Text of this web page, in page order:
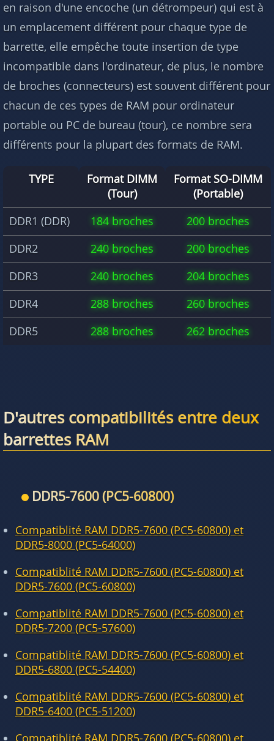
en raison d'une encoche (un détrompeur) qui est à
un emplacement différent pour chaque type de
barrette, elle empêche toute insertion de type
incompatible dans l'ordinateur, de plus, le nombre
de broches (connecteurs) est souvent différent pour
chacun de ces types de RAM pour ordinateur
portable ou PC de bureau (tour), ce nombre sera
différents pour la plupart des formats de RAM.
TYPE
Format DIMM
(Tour)
Format SO-DIMM
(Portable)
DDR1 (DDR)
184 broches
200 broches
DDR2
240 broches
200 broches
DDR3
240 broches
204 broches
DDR4
288 broches
260 broches
DDR5
288 broches 262 broches
D'autres compatibilités entre deux
barrettes RAM
DDR5-7600 (PC5-60800)
Compatiblité RAM DDR5-7600 (PC5-60800) et
DDR5-8000 (PC5-64000)
Compatiblité RAM DDR5-7600 (PC5-60800) et
DDR5-7600 (PC5-60800)
Compatiblité RAM DDR5-7600 (PC5-60800) et
DDR5-7200 (PC5-57600)
Compatiblité RAM DDR5-7600 (PC5-60800) et
DDR5-6800 (PC5-54400)
Compatiblité RAM DDR5-7600 (PC5-60800) et
DDR5-6400 (PC5-51200)